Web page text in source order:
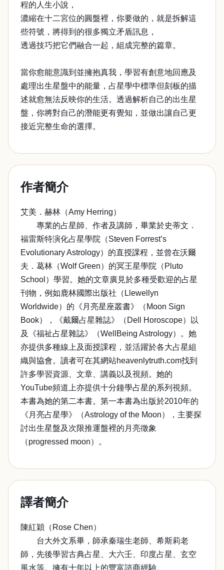
程的人生小說，
濃縮在十二宮位的圓盤裡，你要做的，就是拆解這
些符號，將得到的很多獨立矛盾訊息，
透過技巧把它們融合一起，組成完整的篇章。
當你愈能意識到並擁抱真我，學習有創意地回應及
處理出生星盤中的能量，占星學中標準但刻板的描
述就愈無法反映你的生活。透過解析自己的出生星
盤，你將對自己的潛能更有覺知，並做出讓自己更
接近完整生命的選擇。
作者簡介
艾美．赫林（Amy Herring）
專業的占星師、作者及講師，畢業於史蒂文．
福雷斯特演化占星學院（Steven Forrest’s
Evolutionary Astrology）的直授課程，並曾在沃爾
夫．葛林（Wolf Green）的冥王星學院（Pluto
School）學習。她的文章廣見於多種受歡迎的占星
刊物，例如鹿林國際出版社（Llewellyn
Worldwide）的《月亮星座叢書》（Moon Sign
Book），《戴爾占星雜誌》（Dell Horoscope）以
及《福祉占星雜誌》（WellBeing Astrology）。她
亦提供多種線上及面授課程，並活躍於各大占星組
織與協會。讀者可在其網站heavenlytruth.com找到
許多學習資源、文章、講義以及視頻。她的
YouTube頻道上亦提供十分鐘學占星的系列視頻。
本書為她的第二本書。第一本書為出版於2010年的
《月亮占星學》（Astrology of the Moon），主要探
討出生星盤及次限推運盤裡的月亮徵象
（progressed moon）。
譯者簡介
陳紅穎（Rose Chen）
台大外文系畢，師承秦瑞生老師、希斯莉老
師，先後學習古典占星、大六壬、印度占星、玄空
風水等。擁有十年以上的豐富諮商經驗。